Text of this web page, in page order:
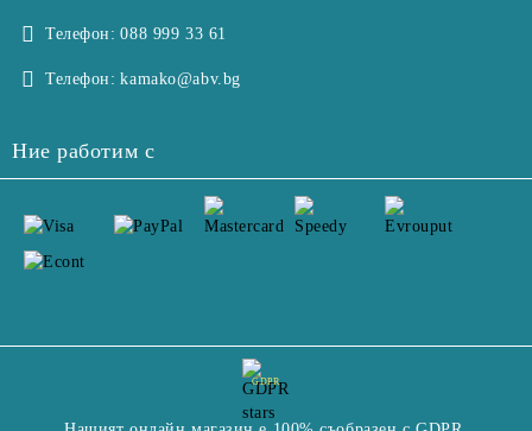
Телефон: 088 999 33 61
Телефон: kamako@abv.bg
Ние работим с
GDPR